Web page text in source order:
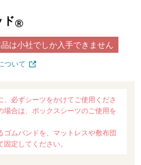
ド®
は小社でしか入手できません
ついて
、必ずシーツをかけてご使用くださ
場合は、ボックスシーツのご使用を
ゴムバンドを、マットレスや敷布団
定してください。